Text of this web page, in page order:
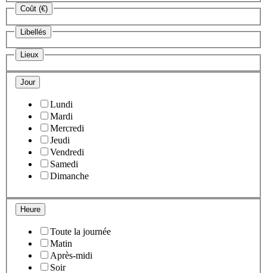
Coût (€)
Libellés
Lieux
Jour
Lundi
Mardi
Mercredi
Jeudi
Vendredi
Samedi
Dimanche
Heure
Toute la journée
Matin
Après-midi
Soir